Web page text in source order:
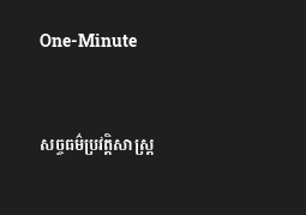
One-Minute
សច្ចធម៌ប្រវត្តិសាស្ត្រ